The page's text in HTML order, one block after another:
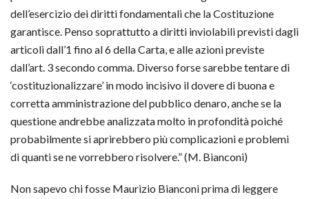
dell’esercizio dei diritti fondamentali che la Costituzione
garantisce. Penso soprattutto a diritti inviolabili previsti dagli
articoli dall’1 fino al 6 della Carta, e alle azioni previste
dall’art. 3 secondo comma. Diverso forse sarebbe tentare di
‘costituzionalizzare’ in modo incisivo il dovere di buona e
corretta amministrazione del pubblico denaro, anche se la
questione andrebbe analizzata molto in profondità poiché
probabilmente si aprirebbero più complicazioni e problemi
di quanti se ne vorrebbero risolvere.” (M. Bianconi)
Non sapevo chi fosse Maurizio Bianconi prima di leggere